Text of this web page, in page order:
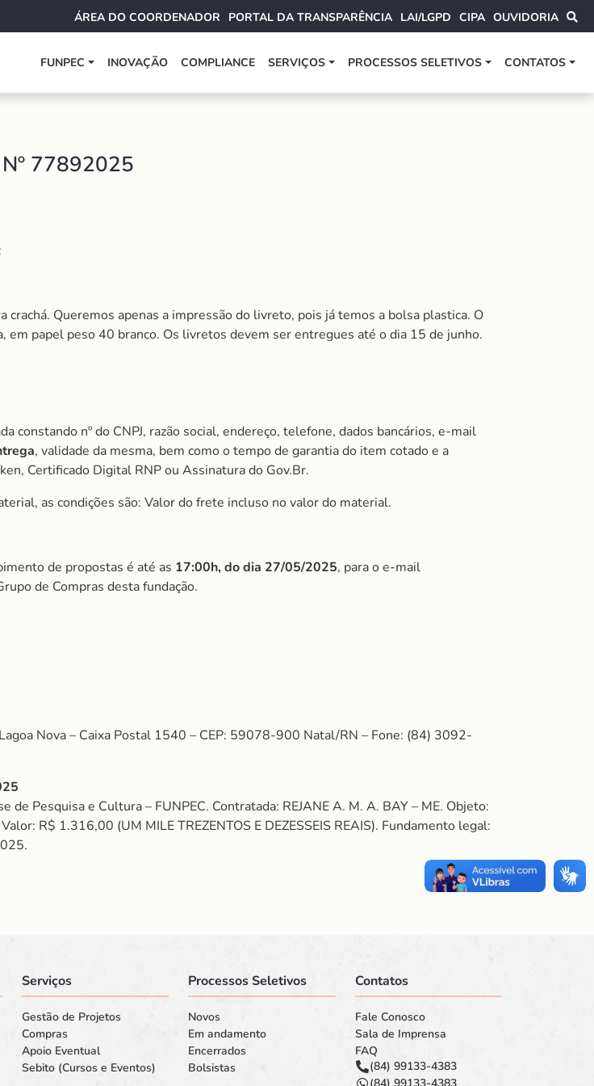
ÁREA DO COORDENADOR PORTAL DA TRANSPARÊNCIA LAI/LGPD CIPA OUVIDORIA
FUNPEC INOVAÇÃO COMPLIANCE SERVIÇOS PROCESSOS SELETIVOS CONTATOS
Nº 77892025
Queremos apenas a impressão do livreto, pois já temos a bolsa plastica. O
papel peso 40 branco. Os livretos devem ser entregues até o dia 15 de junho.
nº do CNPJ, razão social, endereço, telefone, dados bancários, e-mail
, validade da mesma, bem como o tempo de garantia do item cotado e a
Certificado Digital RNP ou Assinatura do Gov.Br.
as condições são: Valor do frete incluso no valor do material.
de propostas é até as 17:00h, do dia 27/05/2025, para o e-mail
de Compras desta fundação.
Nova – Caixa Postal 1540 – CEP: 59078-900 Natal/RN – Fone: (84) 3092-
Pesquisa e Cultura – FUNPEC. Contratada: REJANE A. M. A. BAY – ME. Objeto:
R$ 1.316,00 (UM MILE TREZENTOS E DEZESSEIS REAIS). Fundamento legal:
Serviços
Gestão de Projetos
Compras
Apoio Eventual
Sebito (Cursos e Eventos)
Processos Seletivos
Novos
Em andamento
Encerrados
Bolsistas
Contatos
Fale Conosco
Sala de Imprensa
FAQ
(84) 99133-4383